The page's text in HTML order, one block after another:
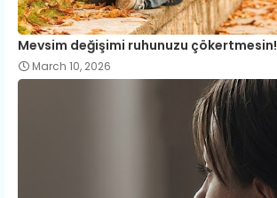
Mevsim değişimi ruhunuzu çökertmesin!
March 10, 2026